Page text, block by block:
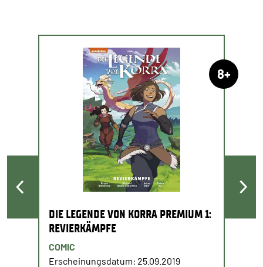
8+
DIE LEGENDE VON KORRA PREMIUM 1:
REVIERKÄMPFE
COMIC
Erscheinungsdatum: 25.09.2019